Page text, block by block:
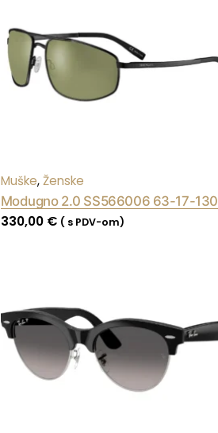
Muške, Ženske
Modugno 2.0 SS566006 63-17-130
330,00 € ( s PDV-om)